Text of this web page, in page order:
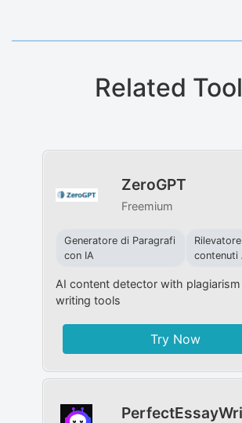
Related
ZeroGPT
Freemium
Generatore di Paragrafi
con IA
contenuti
AI content detector with plagiarism
writing tools
Try Now